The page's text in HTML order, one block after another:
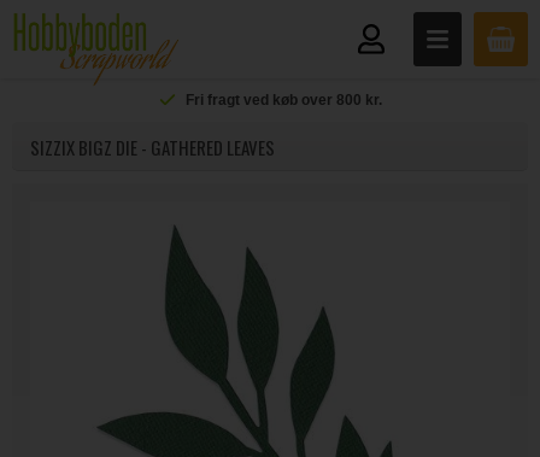
Fri fragt ved køb over 800 kr.
SIZZIX BIGZ DIE - GATHERED LEAVES